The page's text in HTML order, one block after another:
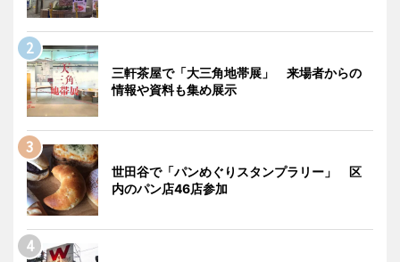
三軒茶屋で「大三角地帯展」 来場者からの
情報や資料も集め展示
世田谷で「パンめぐりスタンプラリー」 区
内のパン店46店参加